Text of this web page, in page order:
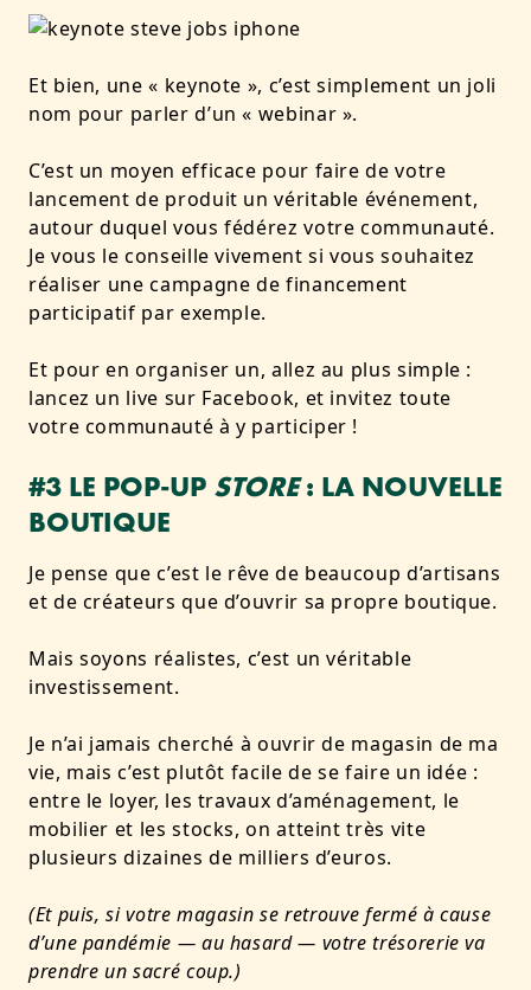
Et bien, une « keynote », c’est simplement un joli
nom pour parler d’un « webinar ».
C’est un moyen efficace pour faire de votre
lancement de produit un véritable événement,
autour duquel vous fédérez votre communauté.
Je vous le conseille vivement si vous souhaitez
réaliser une campagne de financement
participatif par exemple.
Et pour en organiser un, allez au plus simple :
lancez un live sur Facebook, et invitez toute
votre communauté à y participer !
#3 LE POP-UP STORE: LA NOUVELLE
BOUTIQUE
Je pense que c’est le rêve de beaucoup d’artisans
et de créateurs que d’ouvrir sa propre boutique.
Mais soyons réalistes, c’est un véritable
investissement.
Je n’ai jamais cherché à ouvrir de magasin de ma
vie, mais c’est plutôt facile de se faire un idée :
entre le loyer, les travaux d’aménagement, le
mobilier et les stocks, on atteint très vite
plusieurs dizaines de milliers d’euros.
(Et puis, si votre magasin se retrouve fermé à cause
d’une pandémie — au hasard — votre trésorerie va
prendre un sacré coup.)